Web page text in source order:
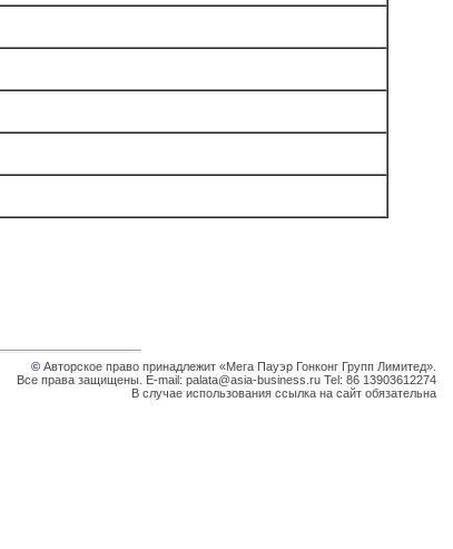
© Авторское право принадлежит «Мега Пауэр Гонконг Групп Лимитед».
Все права защищены. E-mail: palata@asia-business.ru Tel: 86 13903612274
В случае использования ссылка на сайт обязательна